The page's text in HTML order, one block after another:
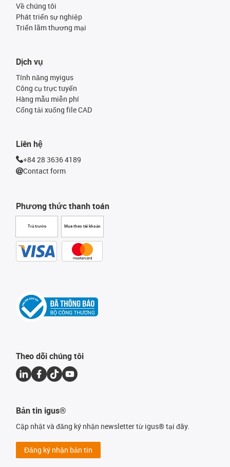
Về chúng tôi
Phát triển sự nghiệp
Triển lãm thương mại
Phương thức thanh toán
Trả trước Mua theo tài khoản
Dịch vụ
Tính năng myigus
Công cụ trực tuyến
Hàng mẫu miễn phí
Cổng tải xuống file CAD
Liên hệ
+84 28 3636 4189
Contact form
Theo dõi chúng tôi
Bản tin igus®
Cập nhật và đăng ký nhận newsletter từ igus® tại đây.
Đăng ký nhận bản tin